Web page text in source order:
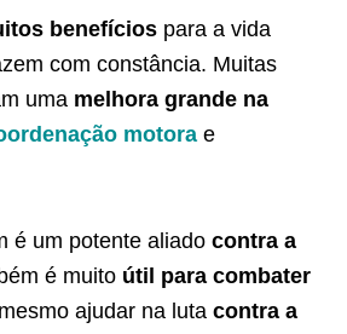
benefícios para a vida
com constância. Muitas
uma melhora grande na
motora e
é um potente aliado contra a
é muito útil para combater
ajudar na luta contra a